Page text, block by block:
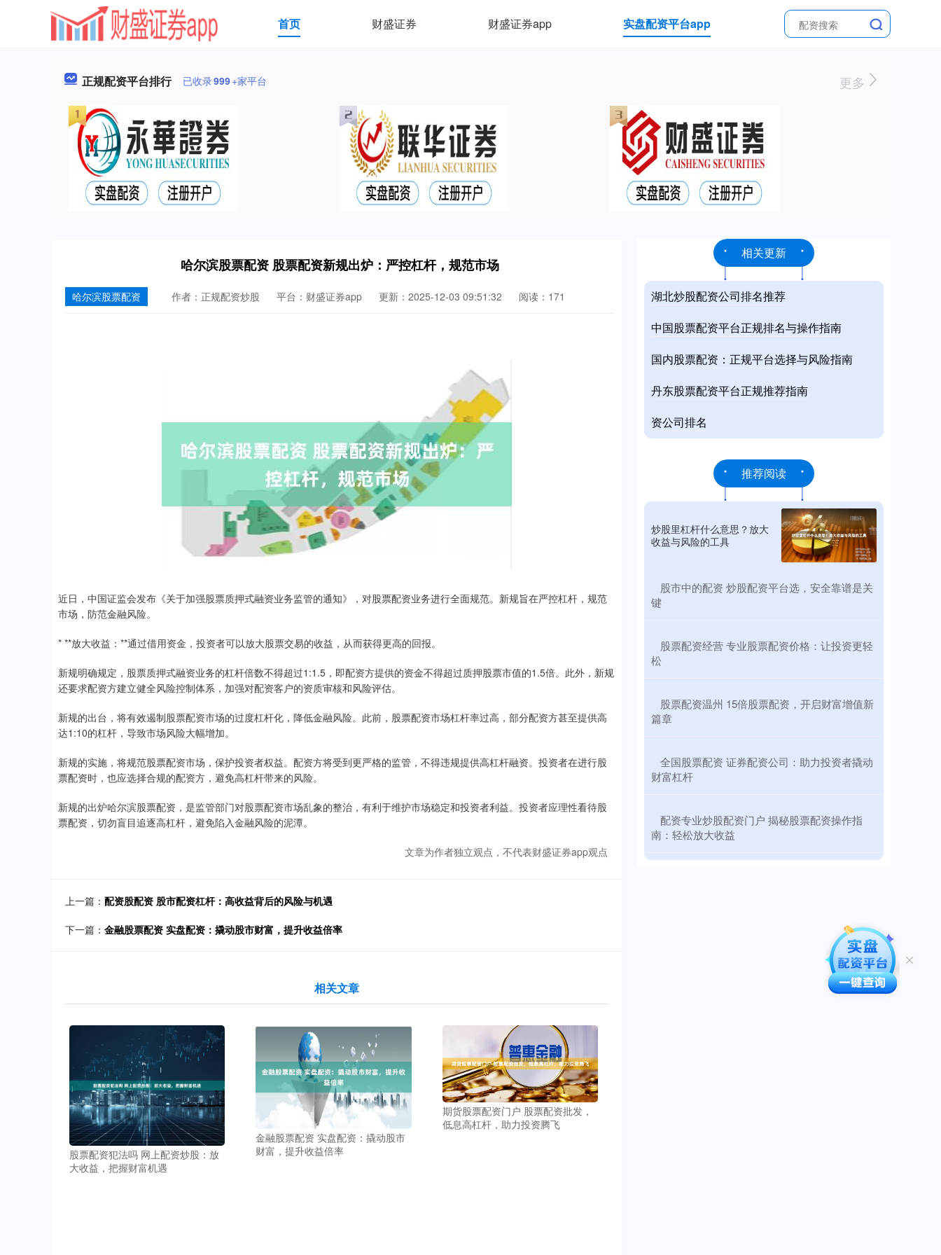
首页 财盛证券 财盛证券app 实盘配资平台app
正规配资平台排行 已收录999+家平台 更多
哈尔滨股票配资 股票配资新规出炉：严控杠杆，规范市场
哈尔滨股票配资 作者：正规配资炒股 平台：财盛证券app 更新：2025-12-03 09:51:32 阅读：171
近日，中国证监会发布《关于加强股票质押式融资业务监管的通知》，对股票配资业务进行全面规范。新规旨在严控杠杆，规范
市场，防范金融风险。
* **放大收益：**通过借用资金，投资者可以放大股票交易的收益，从而获得更高的回报。
新规明确规定，股票质押式融资业务的杠杆倍数不得超过1:1.5，即配资方提供的资金不得超过质押股票市值的1.5倍。此外，新规
还要求配资方建立健全风险控制体系，加强对配资客户的资质审核和风险评估。
新规的出台，将有效遏制股票配资市场的过度杠杆化，降低金融风险。此前，股票配资市场杠杆率过高，部分配资方甚至提供高
达1:10的杠杆，导致市场风险大幅增加。
新规的实施，将规范股票配资市场，保护投资者权益。配资方将受到更严格的监管，不得违规提供高杠杆融资。投资者在进行股
票配资时，也应选择合规的配资方，避免高杠杆带来的风险。
新规的出炉哈尔滨股票配资，是监管部门对股票配资市场乱象的整治，有利于维护市场稳定和投资者利益。投资者应理性看待股
票配资，切勿盲目追逐高杠杆，避免陷入金融风险的泥潭。
文章为作者独立观点，不代表财盛证券app观点
上一篇： 配资股配资 股市配资杠杆：高收益背后的风险与机遇
下一篇： 金融股票配资 实盘配资：撬动股市财富，提升收益倍率
相关文章
股票配资犯法吗 网上配资炒股：放
大收益，把握财富机遇
金融股票配资 实盘配资：撬动股市
财富，提升收益倍率
期货股票配资门户 股票配资批发，
低息高杠杆，助力投资腾飞
相关更新
湖北炒股配资公司排名推荐
中国股票配资平台正规排名与操作指南
国内股票配资：正规平台选择与风险指南
丹东股票配资平台正规推荐指南
资公司排名
推荐阅读
炒股里杠杆什么意思？放大
收益与风险的工具
​股市中的配资 炒股配资平台选，安全靠谱是关
键
​股票配资经营 专业股票配资价格：让投资更轻
松
​股票配资温州 15倍股票配资，开启财富增值新
篇章
​全国股票配资 证券配资公司：助力投资者撬动
财富杠杆
​配资专业炒股配资门户 揭秘股票配资操作指
南：轻松放大收益